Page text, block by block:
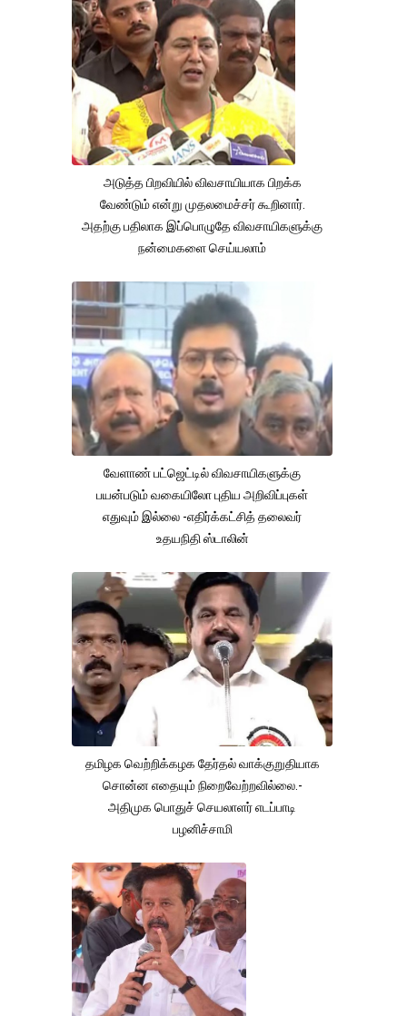
அடுத்த பிறவியில் விவசாயியாக பிறக்க
வேண்டும் என்று முதலமைச்சர் கூறினார்.
அதற்கு பதிலாக இப்பொழுதே விவசாயிகளுக்கு
நன்மைகளை செய்யலாம்
வேளாண் பட்ஜெட்டில் விவசாயிகளுக்கு
பயன்படும் வகையிலோ புதிய அறிவிப்புகள்
எதுவும் இல்லை -எதிர்க்கட்சித் தலைவர்
உதயநிதி ஸ்டாலின்
தமிழக வெற்றிக்கழக தேர்தல் வாக்குறுதியாக
சொன்ன எதையும் நிறைவேற்றவில்லை.-
அதிமுக பொதுச் செயலாளர் எடப்பாடி
பழனிச்சாமி